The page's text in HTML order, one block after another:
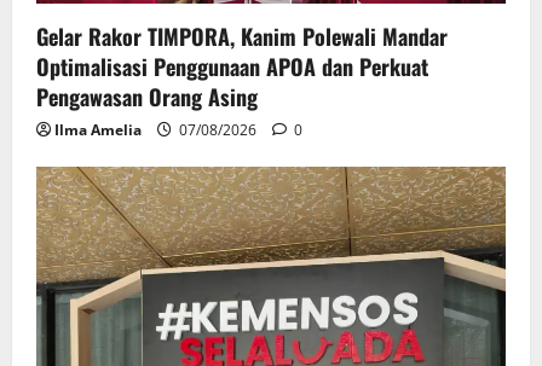
Gelar Rakor TIMPORA, Kanim Polewali Mandar
Optimalisasi Penggunaan APOA dan Perkuat
Pengawasan Orang Asing
Ilma Amelia 07/08/2026 0